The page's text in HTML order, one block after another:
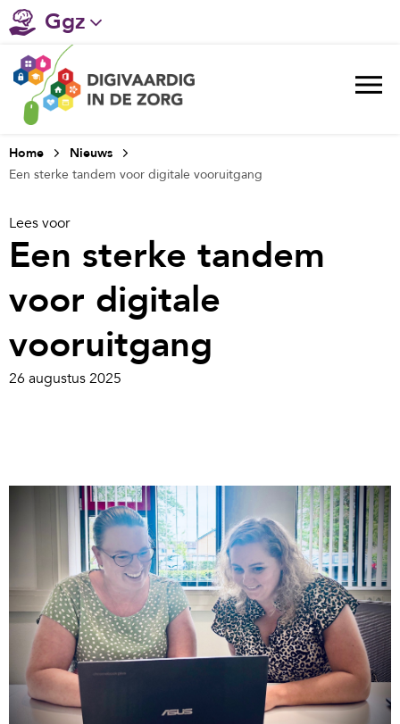
Ggz
Gehandicaptenzorg
Verpleeghuiszorg & Zorg thuis
Ziekenhuizen
Welzijn / sociaal werk
Home
Nieuws
Een sterke tandem voor digitale vooruitgang
Lees voor
Een sterke tandem
voor digitale
vooruitgang
26 augustus 2025